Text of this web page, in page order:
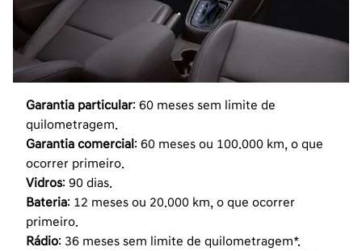
Garantia particular: 60 meses sem limite de
quilometragem.
Garantia comercial: 60 meses ou 100.000 km, o que
ocorrer primeiro.
Vidros: 90 dias.
Bateria: 12 meses ou 20.000 km, o que ocorrer
primeiro.
Rádio: 36 meses sem limite de quilometragem*.